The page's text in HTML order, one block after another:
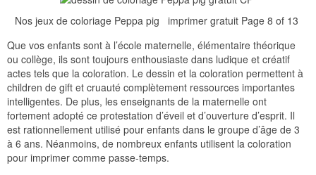
Nos jeux de coloriage Peppa pig imprimer gratuit Page 8 of 13
Que vos enfants sont à l’école maternelle, élémentaire théorique
ou collège, ils sont toujours enthousiaste dans ludique et créatif
actes tels que la coloration. Le dessin et la coloration permettent à
children de gift et cruauté complètement ressources importantes
intelligentes. De plus, les enseignants de la maternelle ont
fortement adopté ce protestation d’éveil et d’ouverture d’esprit. Il
est rationnellement utilisé pour enfants dans le groupe d’âge de 3
à 6 ans. Néanmoins, de nombreux enfants utilisent la coloration
pour imprimer comme passe-temps.